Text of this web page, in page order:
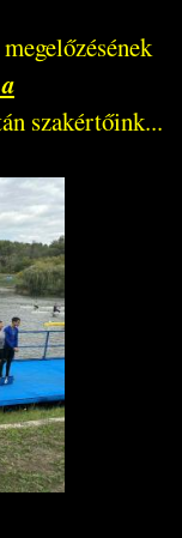
szakértőink...